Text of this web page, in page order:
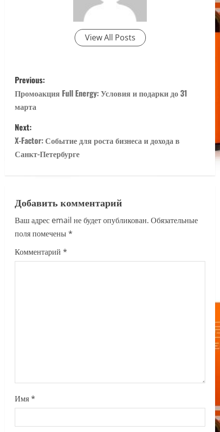
View All Posts
P
o
s
t
n
v
i
g
a
Previous:
Промоакция Full Energy: Условия и подарки до 31
марта
Next:
X-Factor: Событие для роста бизнеса и дохода в
Санкт-Петербурге
Добавить комментарий
Ваш адрес email не будет опубликован. Обязательные
поля помечены*
Комментарий *
Имя*